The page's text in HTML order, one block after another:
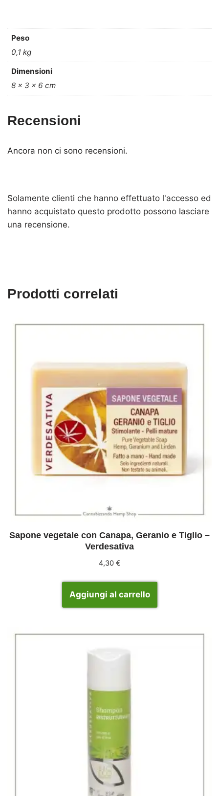
Peso
0,1 kg
Dimensioni
8 × 3 × 6 cm
Recensioni
Ancora non ci sono recensioni.
Solamente clienti che hanno effettuato l'accesso ed
hanno acquistato questo prodotto possono lasciare
una recensione.
Prodotti correlati
Sapone vegetale con Canapa, Geranio e Tiglio –
Verdesativa
4,30 €
Aggiungi al carrello